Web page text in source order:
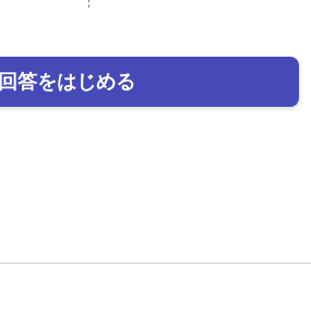
回答をはじめる